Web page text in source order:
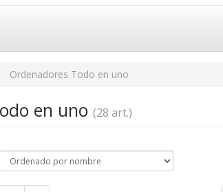
Ordenadores Todo en uno
en uno (28 art.)